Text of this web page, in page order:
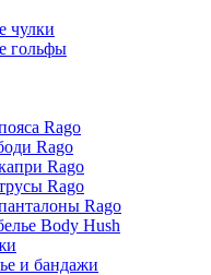
чулки
гольфы
Rago
Rago
Rago
Rago
Rago
Body Hush
и бандажи